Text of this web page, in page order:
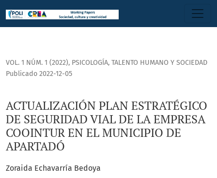
VOL. 1 NÚM. 1 (2022), PSICOLOGÍA, TALENTO HUMANO Y SOCIEDAD
ACTUALIZACIÓN PLAN ESTRATÉGICO
DE SEGURIDAD VIAL DE LA EMPRESA
COOINTUR EN EL MUNICIPIO DE
APARTADÓ
Publicado 2022-12-05
Zoraida Echavarría Bedoya